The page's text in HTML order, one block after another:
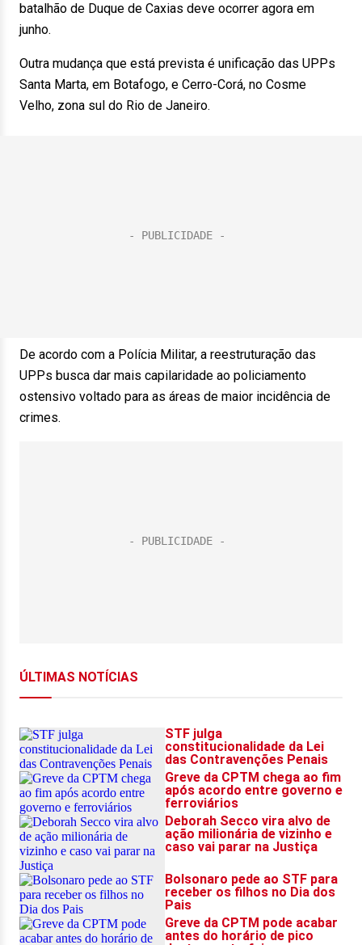
batalhão de Duque de Caxias deve ocorrer agora em
junho.
Outra mudança que está prevista é unificação das UPPs
Santa Marta, em Botafogo, e Cerro-Corá, no Cosme
Velho, zona sul do Rio de Janeiro.
De acordo com a Polícia Militar, a reestruturação das
UPPs busca dar mais capilaridade ao policiamento
ostensivo voltado para as áreas de maior incidência de
crimes.